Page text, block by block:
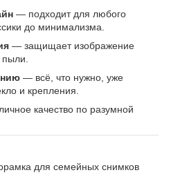
— подходит для любого
до минимализма.
— защищает изображение
— всё, что нужно, уже
и крепления.
качество по разумной
для семейных снимков